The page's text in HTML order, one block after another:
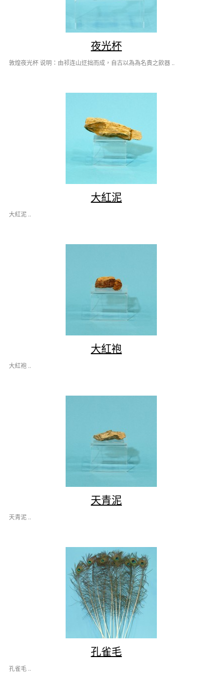
夜光杯
敦煌夜光杯 说明：由祁连山迂拙而成，自古以為為名貴之飲器 ..
大紅泥
大紅泥 ..
大紅袍
大紅袍 ..
天青泥
天青泥 ..
孔雀毛
孔雀毛 ..